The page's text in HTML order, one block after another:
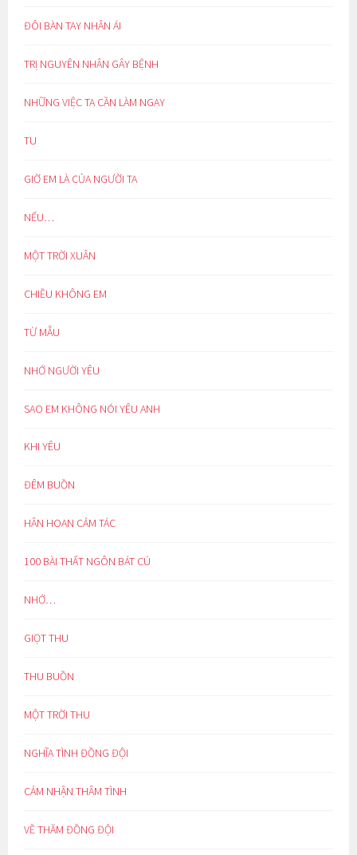
ĐÔI BÀN TAY NHÂN ÁI
TRỊ NGUYÊN NHÂN GÂY BỆNH
NHỮNG VIỆC TA CẦN LÀM NGAY
TU
GIỜ EM LÀ CỦA NGƯỜI TA
NẾU…
MỘT TRỜI XUÂN
CHIỀU KHÔNG EM
TỪ MẪU
NHỚ NGƯỜI YÊU
SAO EM KHÔNG NÓI YÊU ANH
KHI YÊU
ĐÊM BUỒN
HÂN HOAN CẢM TÁC
100 BÀI THẤT NGÔN BÁT CÚ
NHỚ…
GIỌT THU
THU BUỒN
MỘT TRỜI THU
NGHĨA TÌNH ĐỒNG ĐỘI
CẢM NHẬN THÂM TÌNH
VỀ THĂM ĐỒNG ĐỘI